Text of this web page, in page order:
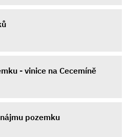
- vinice na Cecemíně
pozemku